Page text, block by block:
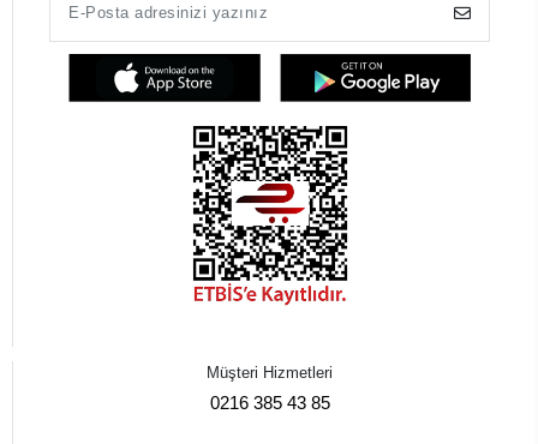
Müşteri Hizmetleri
0216 385 43 85